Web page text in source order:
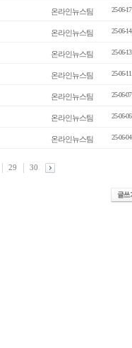
온라인뉴스팀 25-06-17
온라인뉴스팀 25-06-14
온라인뉴스팀 25-06-13
온라인뉴스팀 25-06-11
온라인뉴스팀 25-06-07
온라인뉴스팀 25-06-06
온라인뉴스팀 25-06-04
29 30